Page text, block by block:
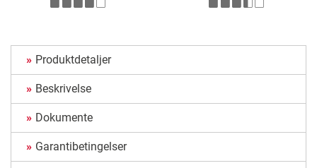
Produktdetaljer
Beskrivelse
Dokumente
Garantibetingelser